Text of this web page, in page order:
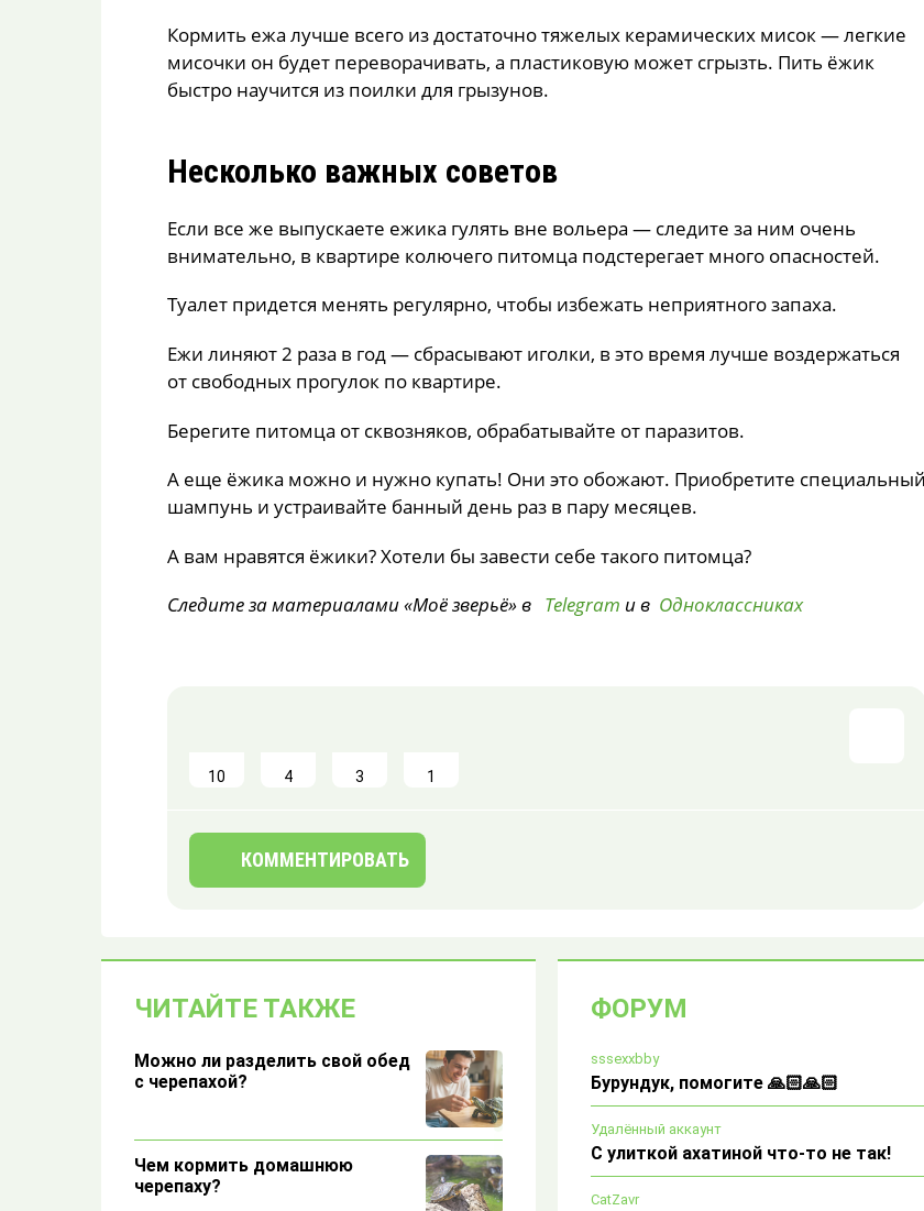
Кормить ежа лучше всего из достаточно тяжелых керамических мисок — легкие
мисочки он будет переворачивать, а пластиковую может сгрызть. Пить ёжик
быстро научится из поилки для грызунов.
Несколько важных советов
Если все же выпускаете ежика гулять вне вольера — следите за ним очень
внимательно, в квартире колючего питомца подстерегает много опасностей.
Туалет придется менять регулярно, чтобы избежать неприятного запаха.
Ежи линяют 2 раза в год — сбрасывают иголки, в это время лучше воздержаться
от свободных прогулок по квартире.
Берегите питомца от сквозняков, обрабатывайте от паразитов.
А еще ёжика можно и нужно купать! Они это обожают. Приобретите специальный
шампунь и устраивайте банный день раз в пару месяцев.
А вам нравятся ёжики? Хотели бы завести себе такого питомца?
Следите за материалами «Моё зверьё» в Telegram и в Одноклассниках
10 4 3 1
КОММЕНТИРОВАТЬ
ЧИТАЙТЕ ТАКЖЕ
Можно ли разделить свой обед
с черепахой?
Чем кормить домашнюю
черепаху?
ФОРУМ
sssexxbby
Бурундук, помогите 🙏🏻🙏🏻
Удалённый аккаунт
С улиткой ахатиной что-то не так!
CatZavr